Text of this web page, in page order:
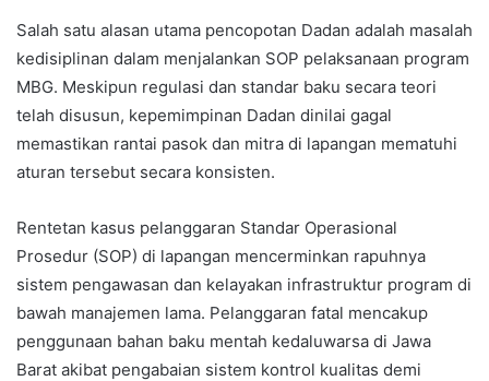
Salah satu alasan utama pencopotan Dadan adalah masalah
kedisiplinan dalam menjalankan SOP pelaksanaan program
MBG. Meskipun regulasi dan standar baku secara teori
telah disusun, kepemimpinan Dadan dinilai gagal
memastikan rantai pasok dan mitra di lapangan mematuhi
aturan tersebut secara konsisten.
Rentetan kasus pelanggaran Standar Operasional
Prosedur (SOP) di lapangan mencerminkan rapuhnya
sistem pengawasan dan kelayakan infrastruktur program di
bawah manajemen lama. Pelanggaran fatal mencakup
penggunaan bahan baku mentah kedaluwarsa di Jawa
Barat akibat pengabaian sistem kontrol kualitas demi